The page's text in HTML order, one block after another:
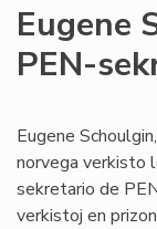
Eugene
PEN-
Eugene
norvega verkisto
sekretario de
verkistoj en